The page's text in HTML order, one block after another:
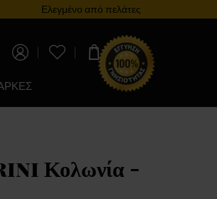
Ελεγμένο από πελάτες
0,00 €
Κολωνία -